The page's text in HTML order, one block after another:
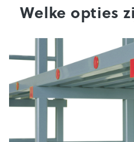
Welke opties